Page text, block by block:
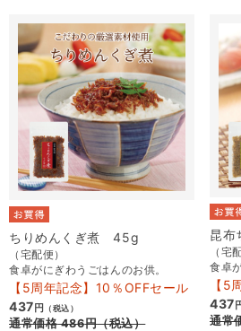
ちりめんくぎ煮 45g
（宅配便）
食卓がにぎわうごはんのお供。
【5周年記念】10％OFFセール
437 円 （税込）
通常価格486円（税込）
昆
（宅
食卓
【5
437
通常